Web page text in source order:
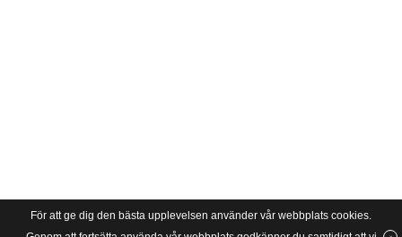
För att ge dig den bästa upplevelsen använder vår webbplats cookies.